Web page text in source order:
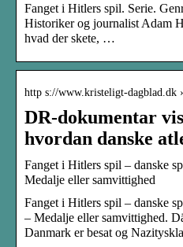
Fanget i Hitlers spil. Serie.
Historiker og journalist Adam
hvad der skete, …
http s://www.kristeligt-dagblad.dk
DR-dokumentar
hvordan danske
Fanget i Hitlers spil – danske
Medalje eller samvittighed
Fanget i Hitlers spil – danske
– Medalje eller samvittighed.
Danmark er besat og